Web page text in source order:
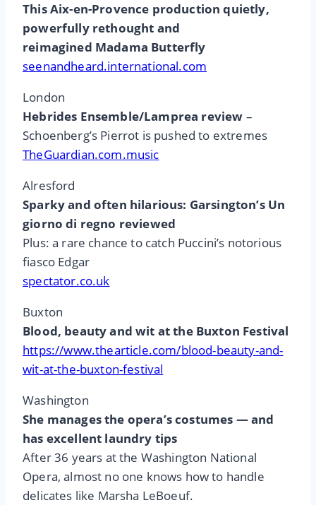
This Aix-en-Provence production quietly,
powerfully rethought and
reimagined Madama Butterfly
seenandheard.international.com
London
Hebrides Ensemble/Lamprea review –
Schoenberg’s Pierrot is pushed to extremes
TheGuardian.com.music
Alresford
Sparky and often hilarious: Garsington’s Un
giorno di regno reviewed
Plus: a rare chance to catch Puccini’s notorious
fiasco Edgar
spectator.co.uk
Buxton
Blood, beauty and wit at the Buxton Festival
https://www.thearticle.com/blood-beauty-and-
wit-at-the-buxton-festival
Washington
She manages the opera’s costumes — and
has excellent laundry tips
After 36 years at the Washington National
Opera, almost no one knows how to handle
delicates like Marsha LeBoeuf.